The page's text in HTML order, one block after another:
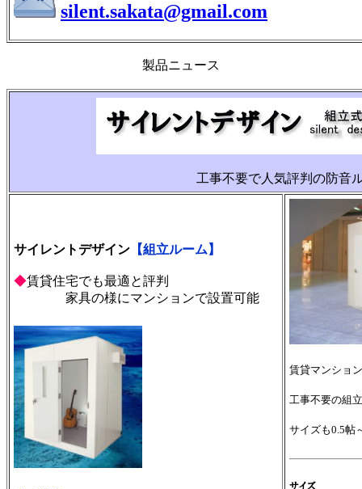
silent.sakata@gmail.com
製品ニュース
工事不要で人気評判の防音
サイレントデザイン 【組立ルーム】
◆賃貸住宅でも最適と評判
家具の様にマンションで設置可能
賃貸マンショ
工事不要の組
サイズも0.5帖